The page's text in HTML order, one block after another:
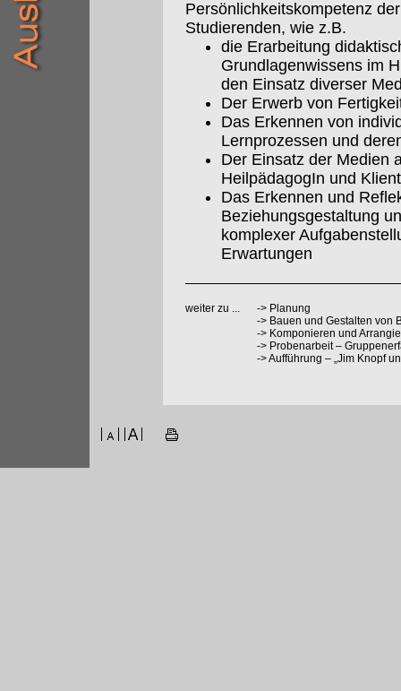
Persönlichkeitskompetenz der
Studierenden, wie z.B.
die Erarbeitung
Grundlagenwissens im
den Einsatz diverser
Der Erwerb von
Das Erkennen von
Lernprozessen und
Der Einsatz der Medien
HeilpädagogIn und Klient
Das Erkennen und
Beziehungsgestaltung
komplexer
Erwartungen
weiter zu ... -> Planung
-> Bauen und Gestalten von
-> Komponieren und
-> Probenarbeit –
->Aufführung – „Jim Knopf